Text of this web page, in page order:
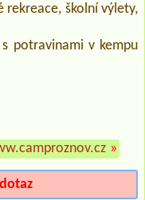
školní výlety,
potravinami v kempu
»